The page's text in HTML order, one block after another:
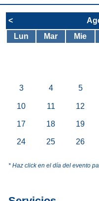
<
Lun
Mar Mie
3 4 5
10 11 12
17 18 19
24 25 26
* Haz click en el día del evento